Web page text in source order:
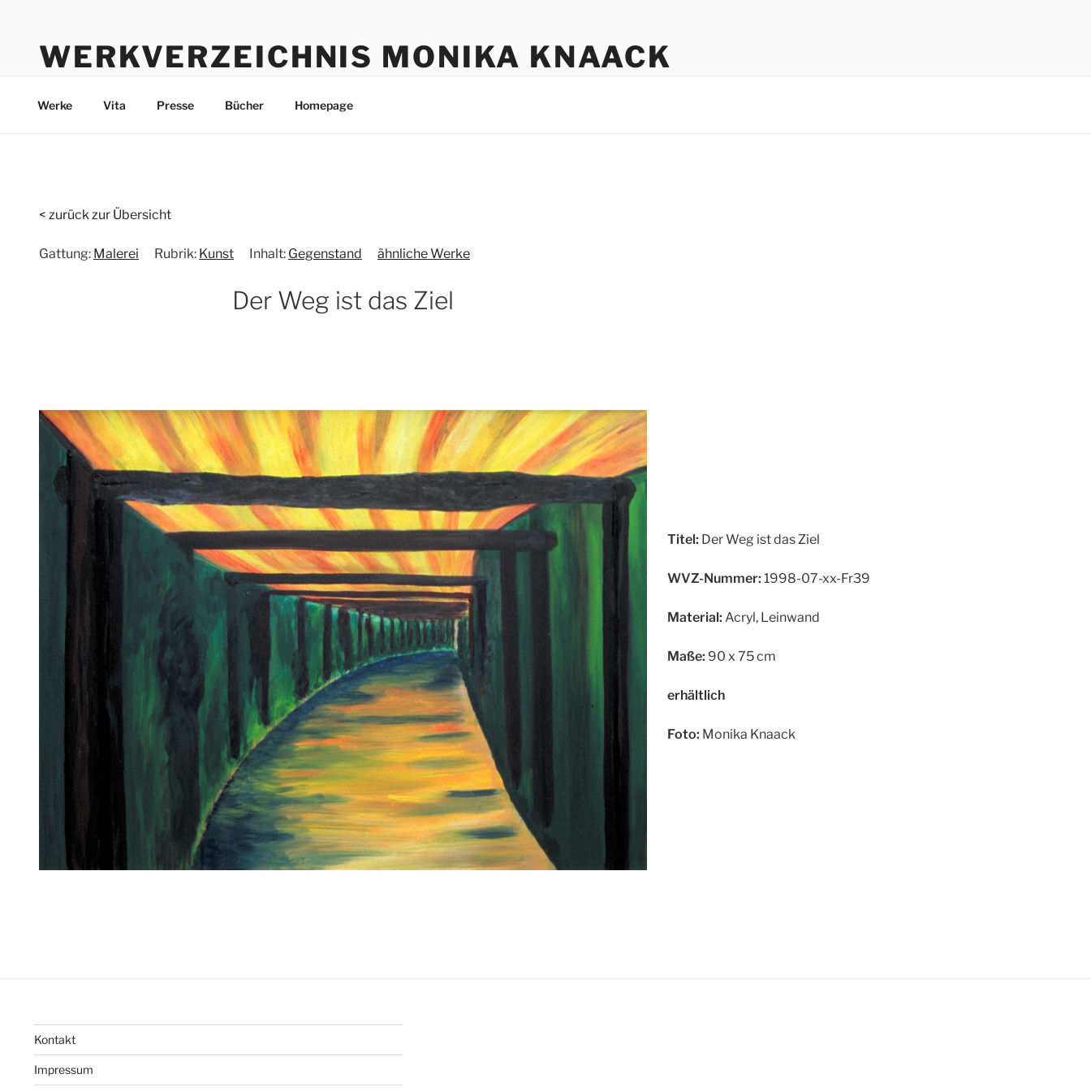
springenWERKVERZEICHNIS MONIKA KNAACK
Werke Vita Presse Bücher Homepage
< zurück zur Übersicht
Gattung: Malerei Rubrik: Kunst Inhalt: Gegenstand ähnliche Werke
Der Weg ist das Ziel
Titel: Der Weg ist das Ziel
WVZ-Nummer: 1998-07-xx-Fr39
Material: Acryl, Leinwand
Maße: 90 x 75 cm
erhältlich
Foto: Monika Knaack
Kontakt
Impressum